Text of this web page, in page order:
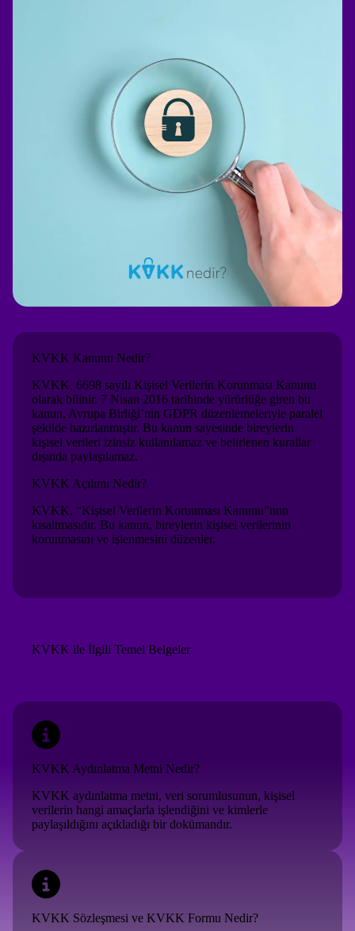
KVKK Kanunu Nedir?
KVKK, 6698 sayılı Kişisel Verilerin Korunması Kanunu
olarak bilinir. 7 Nisan 2016 tarihinde yürürlüğe giren bu
kanun, Avrupa Birliği’nin GDPR düzenlemeleriyle paralel
şekilde hazırlanmıştır. Bu kanun sayesinde bireylerin
kişisel verileri izinsiz kullanılamaz ve belirlenen kurallar
dışında paylaşılamaz.
KVKK Açılımı Nedir?
KVKK, “Kişisel Verilerin Korunması Kanunu”nun
kısaltmasıdır. Bu kanun, bireylerin kişisel verilerinin
korunmasını ve işlenmesini düzenler.
KVKK ile İlgili Temel Belgeler
KVKK Aydınlatma Metni Nedir?
KVKK aydınlatma metni, veri sorumlusunun, kişisel
verilerin hangi amaçlarla işlendiğini ve kimlerle
paylaşıldığını açıkladığı bir dokümandır.
KVKK Sözleşmesi ve KVKK Formu Nedir?